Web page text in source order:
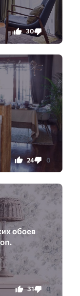
30 0
24 0
обоев
31 0